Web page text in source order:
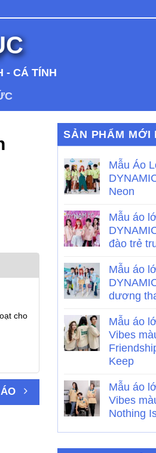
- CÁ TÍNH
cho
SẢN PHẨM MỚI
Mẫu Áo
Neon
Mẫu áo
đào trẻ
Mẫu áo
dương
Mẫu áo
Vibes
Keep
Mẫu áo
Vibes
Nothing